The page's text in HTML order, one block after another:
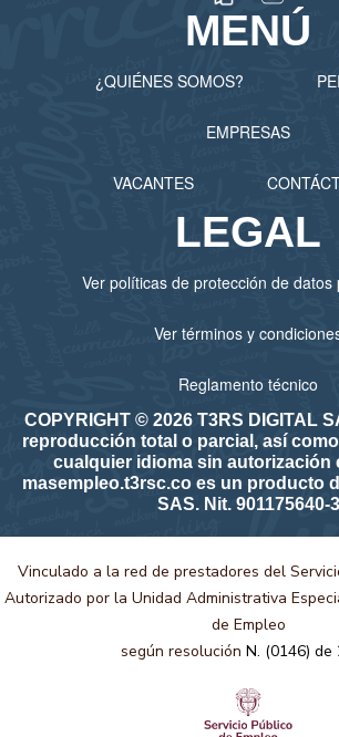
MENÚ
¿QUIÉNES SOMOS?
EMPRESAS
VACANTES
LEGAL
Ver políticas de protección de datos
Ver términos y
Reglamento técnico
COPYRIGHT © 2026 T3RS DIGITAL
reproducción total o parcial, así
cualquier idioma sin autorización
masempleo.t3rsc.co es un producto
SAS. Nit. 901175640-3
Vinculado a la red de prestadores del
Autorizado por la Unidad Administrativa
de Empleo
según resolución N. (0146) de